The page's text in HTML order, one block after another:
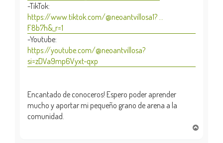
-TikTok:
https://www.tiktok.com/@neoantvillosa1? ...
F8b7h&_r=1
-Youtube:
https://youtube.com/@neoantvillosa?
si=zDVa9mp6Vyxt-qxp
Encantado de conoceros! Espero poder aprender
mucho y aportar mi pequeño grano de arena a la
comunidad.